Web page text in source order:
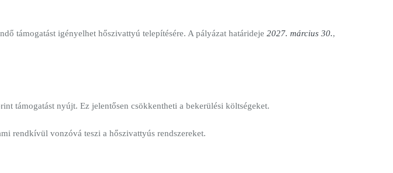
támogatást igényelhet hőszivattyú telepítésére. A pályázat határideje 2027. március 30.,
támogatást nyújt. Ez jelentősen csökkentheti a bekerülési költségeket.
rendkívül vonzóvá teszi a hőszivattyús rendszereket.